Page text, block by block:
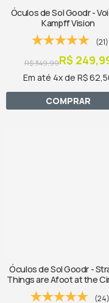
Óculos de Sol Goodr -
Kampff Vision
(21)
R$
R$ 349,99
Em até 4x de R$
COMPRAR
Óculos de Sol Goodr -
Things are Afoot at the
(24)